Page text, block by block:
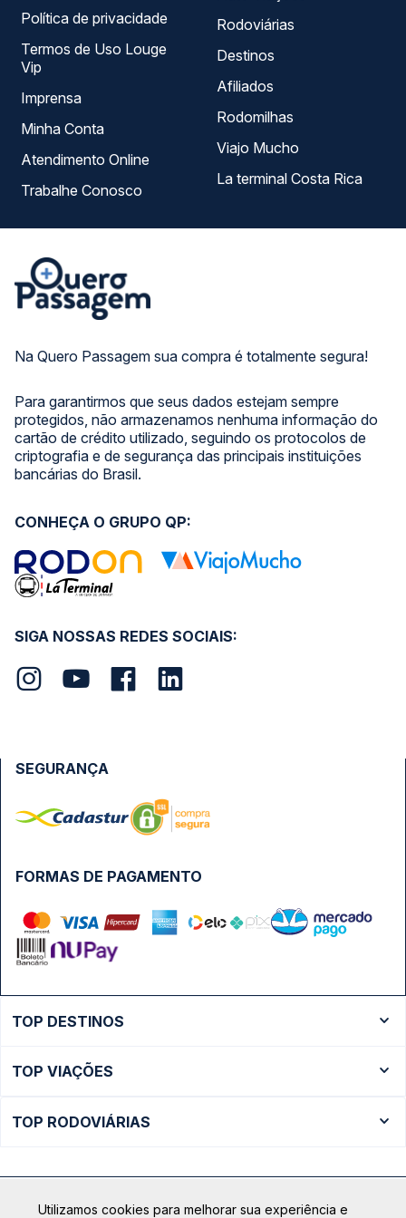
Na Quero Passagem sua compra é totalmente segura!
Para garantirmos que seus dados estejam sempre
protegidos, não armazenamos nenhuma informação do
cartão de crédito utilizado, seguindo os protocolos de
criptografia e de segurança das principais instituições
bancárias do Brasil.
Política de privacidade
Termos de Uso Louge
Vip
Imprensa
Minha Conta
Atendimento Online
Trabalhe Conosco
Rodoviárias
Destinos
Afiliados
Rodomilhas
Viajo Mucho
La terminal Costa Rica
SIGA NOSSAS REDES SOCIAIS:
CONHEÇA O GRUPO QP:
FORMAS DE PAGAMENTO
SEGURANÇA
TOP DESTINOS
Ônibus São Paulo
TOP VIAÇÕES
TOP RODOVIÁRIAS
Rodoviária Belo Horizonte - Gov. Israel Pinheiro (Tergip)
Utilizamos cookies para melhorar sua experiência e